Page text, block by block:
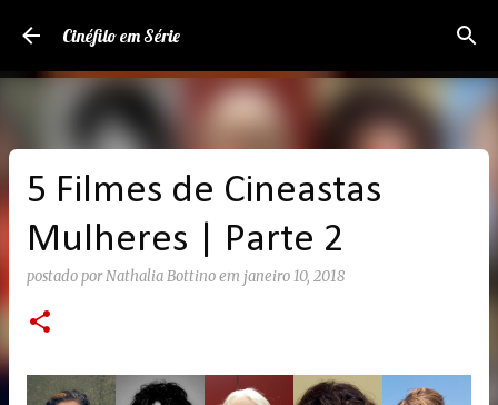
Pular para o conteúdo principal
Cinéfilo em Série
5 Filmes de Cineastas
Mulheres | Parte 2
postado porNathalia Bottinoem janeiro 10, 2018